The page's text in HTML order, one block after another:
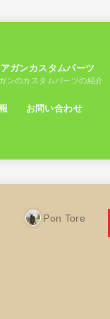
ガンカスタムパーツ
ンのカスタムパーツの紹介
お問い合わせ
Pon Tore